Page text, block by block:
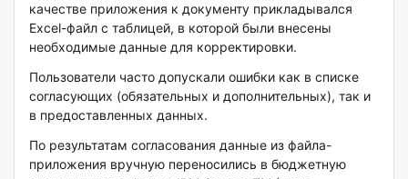
качестве приложения к документу прикладывался
Excel-файл с таблицей, в которой были внесены
необходимые данные для корректировки.
Пользователи часто допускали ошибки как в списке
согласующих (обязательных и дополнительных), так и
в предоставленных данных.
По результатам согласования данные из файла-
приложения вручную переносились в бюджетную